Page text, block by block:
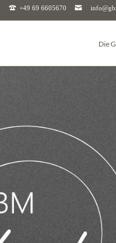
+49 69 6605670
Die
GBM